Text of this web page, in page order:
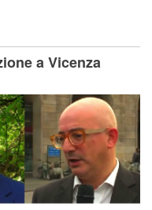
a Vicenza